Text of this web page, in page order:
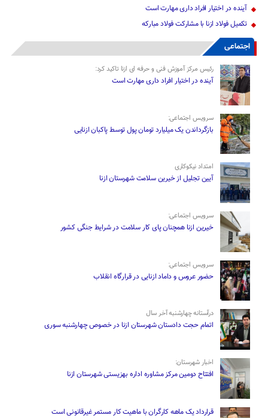
آینده در اختیار افراد داری مهارت است
تکمیل فولاد ازنا با مشارکت فولاد مبارکه
اجتماعی
رئیس مرکز آموزش فنی و حرفه ای ازنا تاکید کرد:
آینده در اختیار افراد داری مهارت است
سرویس اجتماعی:
بازگرداندن یک میلیارد تومان پول توسط پاکبان ازنایی
امتداد نیکوکاری
آیین تجلیل از خیرین سلامت شهرستان ازنا
سرویس اجتماعی:
خیرین ازنا همچنان پای کار سلامت در شرایط جنگی کشور
سرویس اجتماعی:
حضور عروس و داماد ازنایی در قرارگاه انقلاب
درآستانه چهارشنبه آخر سال
اتمام حجت دادستان شهرستان ازنا در خصوص چهارشنبه ‌سوری
اخبار شهرستان:
افتتاح دومین مرکز مشاوره اداره بهزیستی شهرستان ازنا
قرارداد یک ماهه کارگران با ماهیت کار مستمر غیرقانونی است